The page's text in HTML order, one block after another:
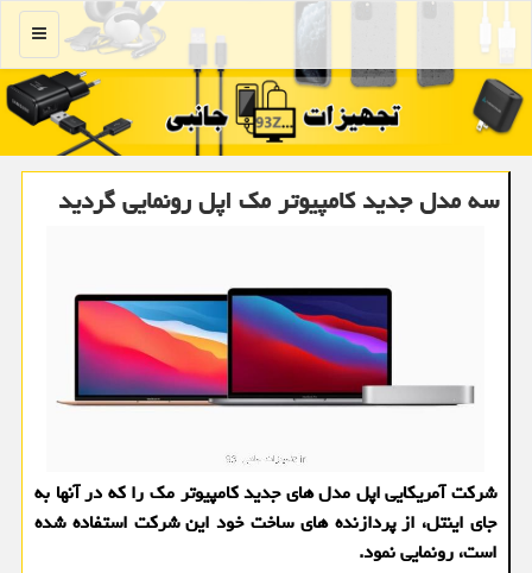
منو
سه مدل جدید كامپیوتر مك اپل رونمایی گردید
شركت آمریكایی اپل مدل های جدید كامپیوتر مك را كه در آنها به
جای اینتل، از پردازنده های ساخت خود این شركت استفاده شده
است، رونمایی نمود.